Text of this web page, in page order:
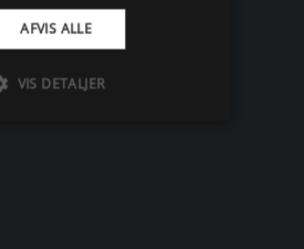
AFVIS ALLE
VIS DETALJER